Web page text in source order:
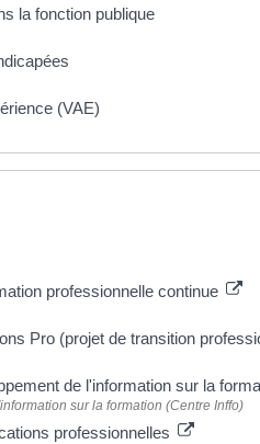
la fonction publique
(VAE)
professionnelle continue
Pro (projet de transition
de l'information sur la
sur la formation (Centre Inffo)
professionnelles